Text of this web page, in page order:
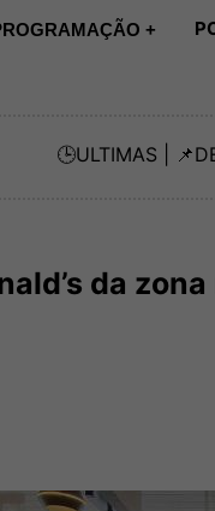
+
🕒ULTIMAS | 📌
da